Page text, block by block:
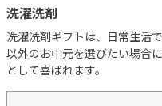
洗濯洗剤
洗濯洗剤ギフトは、日常生活
以外のお中元を選びたい場合
として喜ばれます。